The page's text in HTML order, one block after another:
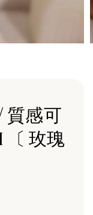
質感可
〔 玫瑰